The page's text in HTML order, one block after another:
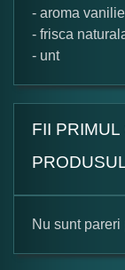
- aroma vanilie
- frisca
- unt
FII
Formular
Nu sunt